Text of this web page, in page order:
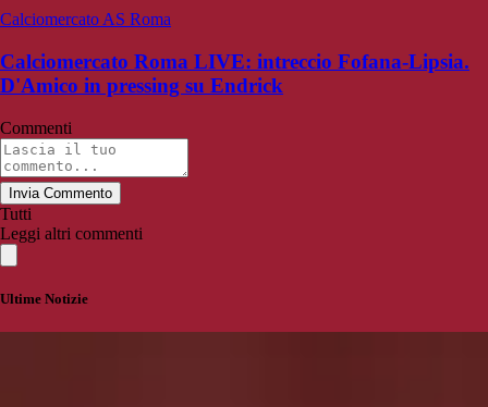
Calciomercato AS Roma
Calciomercato Roma LIVE: intreccio Fofana-Lipsia.
D'Amico in pressing su Endrick
Commenti
Invia Commento
Tutti
Leggi altri commenti
Ultime Notizie